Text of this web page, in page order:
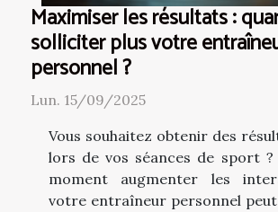
Maximiser les résultats :
solliciter plus votre
personnel ?
Lun. 15/09/2025
Vous souhaitez obtenir des
lors de vos séances de sport ?
moment augmenter les
votre entraîneur personnel